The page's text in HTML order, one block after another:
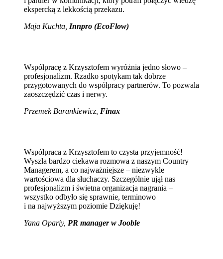
ekspercką z lekkością przekazu.
Maja Kuchta Innpro (EcoFlow)
Współpracę z Krzysztofem wyróżnia jedno słowo –
profesjonalizm. Rzadko spotykam tak dobrze
przygotowanych do współpracy partnerów. To pozwala
zaoszczędzić czas i nerwy.
Przemek Barankiewicz, Finax
Współpraca z Krzysztofem to czysta przyjemność!
Wyszła bardzo ciekawa rozmowa z naszym Country
Managerem, a co najważniejsze – niezwykle
wartościowa dla słuchaczy. Szczególnie ujął nas
profesjonalizm i świetna organizacja nagrania –
wszystko odbyło się sprawnie, terminowo
i na najwyższym poziomie Dziękuję!
Yana Opariy, PR manager w Jooble